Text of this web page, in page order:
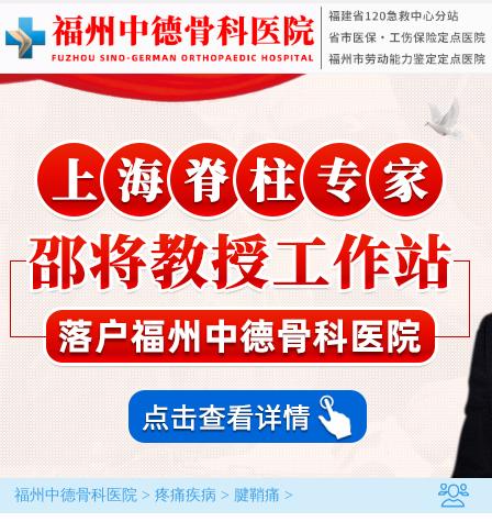
福州中德骨科医院> 疼痛疾病 > 腱鞘痛 >